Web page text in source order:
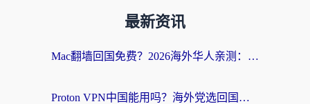
最新资讯
Mac翻墙回国免费？2026海外华人亲测：从CCTV5直播到国内APP，这样选加速器才靠谱
Proton VPN中国能用吗？海外党选回国加速器的避坑指南（附番茄加速器实测）